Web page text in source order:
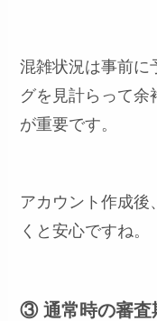
混雑状況は事前に
グを見計らって余
が重要です。
アカウント作成後
くと安心ですね。
③ 通常時の審査